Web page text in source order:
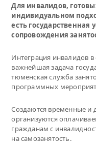
Для инвалидов,
индивидуальном
есть государственная
сопровождения
Интеграция инвалидов
важнейшая задача
тюменская служба
программных
Создаются временные и
организуются
гражданам с
на самозанятость.